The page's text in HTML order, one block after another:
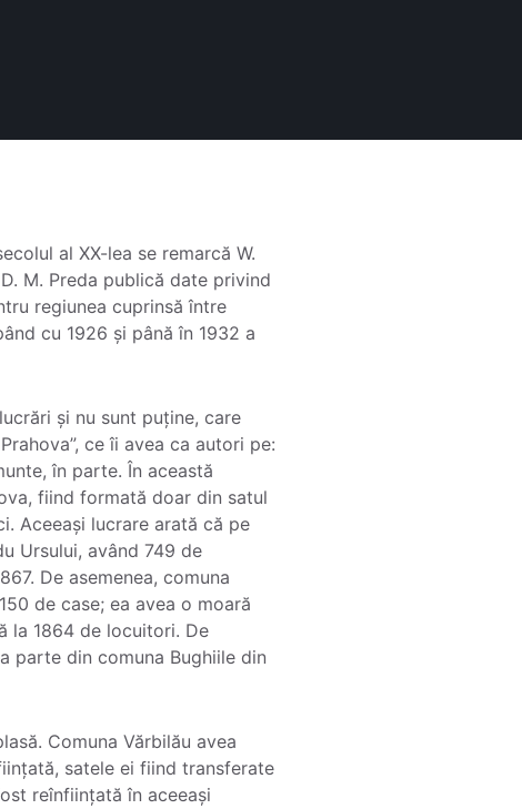
al XX-lea se remarcă W.
M. Preda publică date privind
regiunea cuprinsă între
cu 1926 și până în 1932 a
și nu sunt puține, care
ce îi avea ca autori pe:
în parte. În această
fiind formată doar din satul
Aceeași lucrare arată că pe
Ursului, având 749 de
De asemenea, comuna
de case; ea avea o moară
la 1864 de locuitori. De
parte din comuna Bughiile din
Comuna Vărbilău avea
satele ei fiind transferate
reînființată în aceeași